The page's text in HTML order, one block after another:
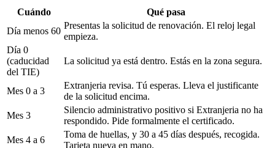
Cuándo
Qué pasa
Día menos 60
Presentas la solicitud de renovación. El reloj legal
empieza.
Día 0
(caducidad
del TIE)
La solicitud ya está dentro. Estás en la zona segura.
Mes 0 a 3
Extranjeria revisa. Tú esperas. Lleva el justificante
de la solicitud encima.
Mes 3
Silencio administrativo positivo si Extranjeria no ha
respondido. Pide formalmente el certificado.
Mes 4 a 6
Toma de huellas, y 30 a 45 días después, recogida.
Tarjeta nueva en mano.